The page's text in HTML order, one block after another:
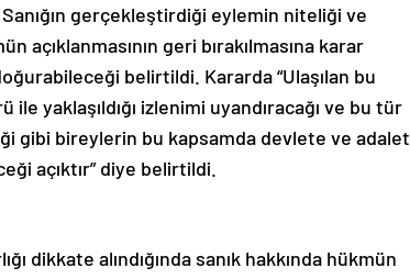
gerçekleştirdiği eylemin niteliği ve
açıklanmasının geri bırakılmasına karar
belirtildi. Kararda “Ulaşılan bu
yaklaşıldığı izlenimi uyandıracağı ve bu tür
gibi bireylerin bu kapsamda devlete ve adalet
açıktır” diye belirtildi.
dikkate alındığında sanık hakkında hükmün